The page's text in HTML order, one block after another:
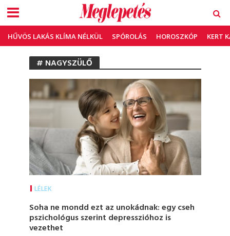
HŰVÖS LAKÁS KLÍMA NÉLKÜL SPÓROLÁS HOROSZKÓP KERT
# NAGYSZÜLŐ
LÉLEK
Soha ne mondd ezt az unokádnak: egy cseh
pszichológus szerint depresszióhoz is
vezethet